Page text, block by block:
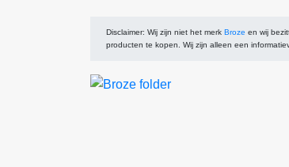
Disclaimer: Wij zijn niet het merk Broze en wij
producten te kopen. Wij zijn alleen een